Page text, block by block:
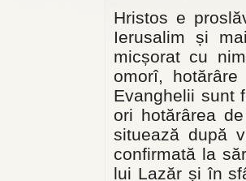
Hristos e
Ierusalim și
micșorat cu
omorî,
Evanghelii sunt
ori hotărârea
situează după
confirmată la
lui Lazăr și în